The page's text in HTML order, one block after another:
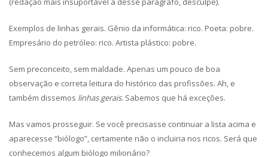
Exemplos de linhas gerais. Gênio da informática: rico. Poeta: pobre.
Empresário do petróleo: rico. Artista plástico: pobre.
Sem preconceito, sem maldade. Apenas um pouco de boa
observação e correta leitura do histórico das profissões. Ah, e
também dissemos linhas gerais. Sabemos que há exceções.
Mas vamos prosseguir. Se você precisasse continuar a lista acima e
aparecesse “biólogo”, certamente não o incluiria nos ricos. Será que
conhecemos algum biólogo milionário?